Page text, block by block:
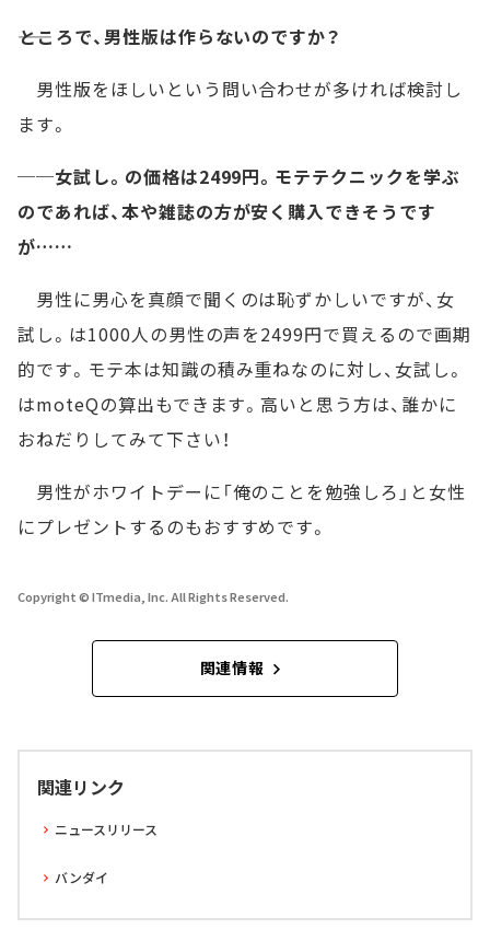
――ところで、男性版は作らないのですか？
男性版をほしいという問い合わせが多ければ検討し
ます。
──女試し。の価格は2499円。モテテクニックを学ぶ
のであれば、本や雑誌の方が安く購入できそうです
が……
男性に男心を真顔で聞くのは恥ずかしいですが、女
試し。は1000人の男性の声を2499円で買えるので画期
的です。モテ本は知識の積み重ねなのに対し、女試し。
はmoteQの算出もできます。高いと思う方は、誰かに
おねだりしてみて下さい！
男性がホワイトデーに「俺のことを勉強しろ」と女性
にプレゼントするのもおすすめです。
Copyright © ITmedia, Inc. All Rights Reserved.
関連情報
関連リンク
ニュースリリース
バンダイ